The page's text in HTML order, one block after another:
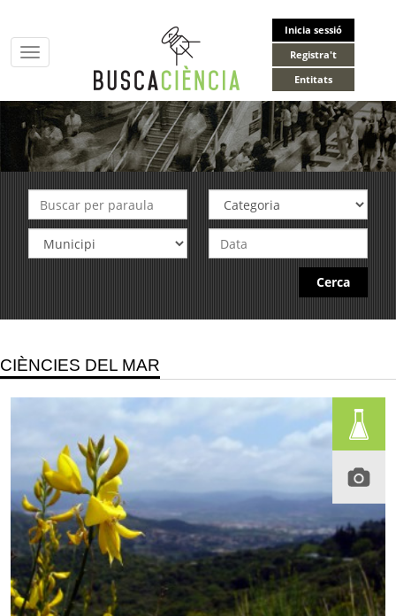
Inicia sessió
Registra't
Entitats
Toggle
navigation
Cerca
CIÈNCIES DEL MAR